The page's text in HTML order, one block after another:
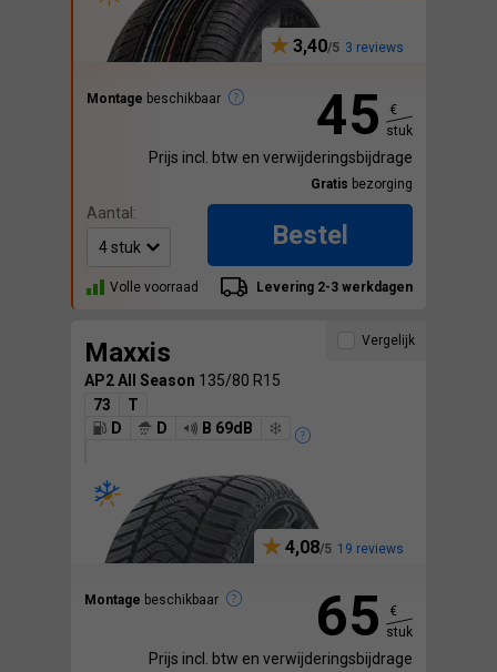
3,40 3 reviews
Montage beschikbaar 45
€
stuk
Prijs incl. btw en verwijderingsbijdrage
Gratis bezorging
Aantal:
Bestel
Volle voorraad Levering 2-3 werkdagen
Maxxis
AP2 All Season 135/80 R15
73
T
D
D B 69dB
4,08 19 reviews
Montage beschikbaar
Vergelijk
65
€
stuk
Prijs incl. btw en verwijderingsbijdrage